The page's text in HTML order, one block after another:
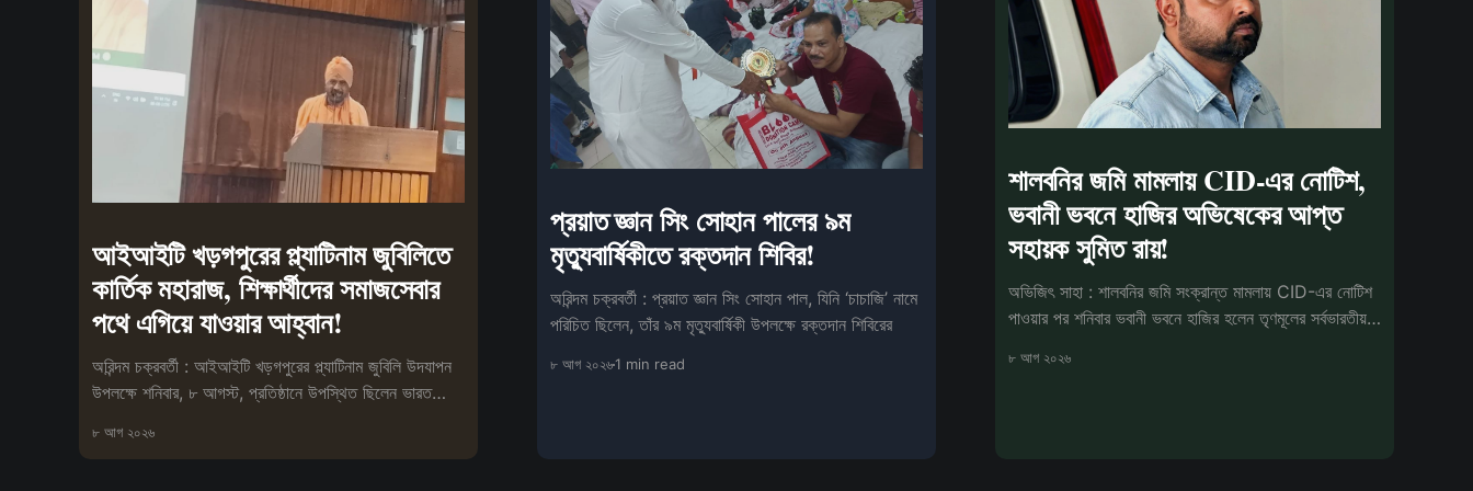
আইআইটি খড়গপুরের প্ল্যাটিনাম জুবিলিতে
কার্তিক মহারাজ, শিক্ষার্থীদের সমাজসেবার
পথে এগিয়ে যাওয়ার আহ্বান!
অরিন্দম চক্রবর্তী : আইআইটি খড়গপুরের প্ল্যাটিনাম জুবিলি উদযাপন
উপলক্ষে শনিবার, ৮ আগস্ট, প্রতিষ্ঠানে উপস্থিত ছিলেন ভারত
৮ আগ ২০২৬
প্রয়াত জ্ঞান সিং সোহান পালের ৯ম
মৃত্যুবার্ষিকীতে রক্তদান শিবির!
অরিন্দম চক্রবর্তী : প্রয়াত জ্ঞান সিং সোহান পাল, যিনি ‘চাচাজি’ নামে
পরিচিত ছিলেন, তাঁর ৯ম মৃত্যুবার্ষিকী উপলক্ষে রক্তদান শিবিরের
৮ আগ ২০২৬1 min read
শালবনির জমি মামলায় CID-এর নোটিশ,
ভবানী ভবনে হাজির অভিষেকের আপ্ত
সহায়ক সুমিত রায়!
অভিজিৎ সাহা : শালবনির জমি সংক্রান্ত মামলায় CID-এর নোটিশ
পাওয়ার পর শনিবার ভবানী ভবনে হাজির হলেন তৃণমূলের সর্বভারতীয়
৮ আগ ২০২৬